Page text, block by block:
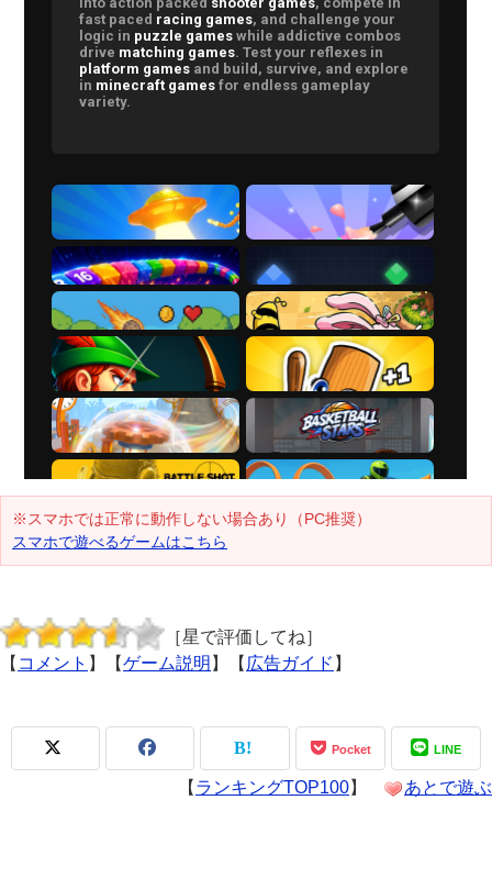
※スマホでは正常に動作しない場合あり（PC推奨）
スマホで遊べるゲームはこちら
［星で評価してね］
【 コメント 】【ゲーム説明 】【 広告ガイド 】
Pocket LINE
【 ランキングTOP100】 あとで遊ぶ